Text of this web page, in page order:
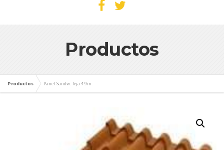
Productos
Productos Panel Sandw. Teja 4.9m.